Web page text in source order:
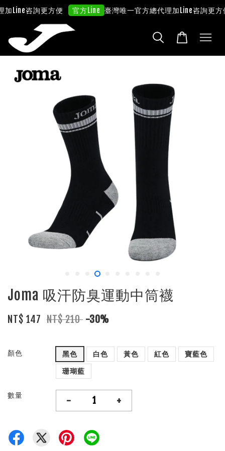
加Line咨詢更方便 官方Line 臺灣唯一官方總代理加Line咨詢更方便
Joma 吸汗防臭運動中筒襪
NT$ 147 NT$ 210 -30%
顏色 黑色 白色 黃色 紅色
寶藍色
珊瑚藍
數量 - +